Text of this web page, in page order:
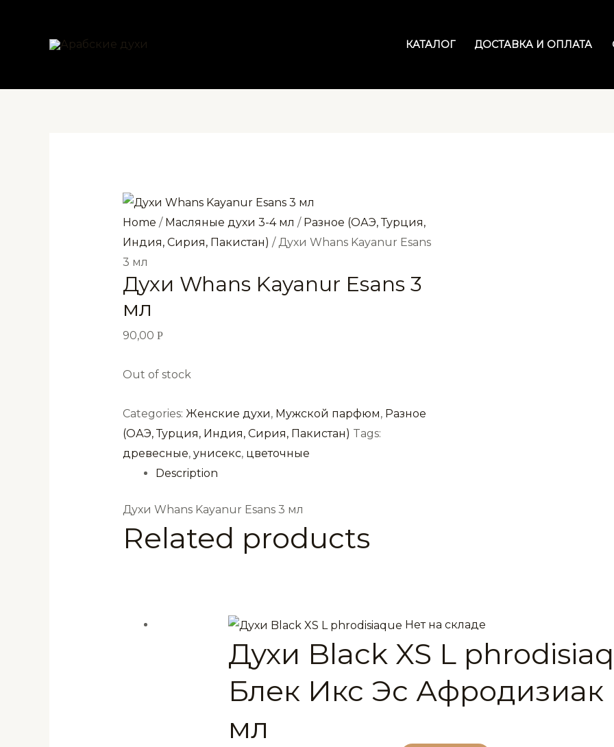
содержимому
КАТАЛОГ ДОСТАВКА И ОПЛАТА
Home / Масляные духи 3-4 мл / Разное (ОАЭ, Турция,
Индия, Сирия, Пакистан) / Духи Whans Kayanur Esans
3 мл
Духи Whans Kayanur Esans 3
мл
90,00 Р
Out of stock
Categories: Женские духи, Мужской парфюм, Разное
(ОАЭ, Турция, Индия, Сирия, Пакистан) Tags:
древесные, унисекс, цветочные
Description
Духи Whans Kayanur Esans 3 мл
Related products
Нет на складе
Духи Black XS L
Блек Икс Эс Афродизиак
мл